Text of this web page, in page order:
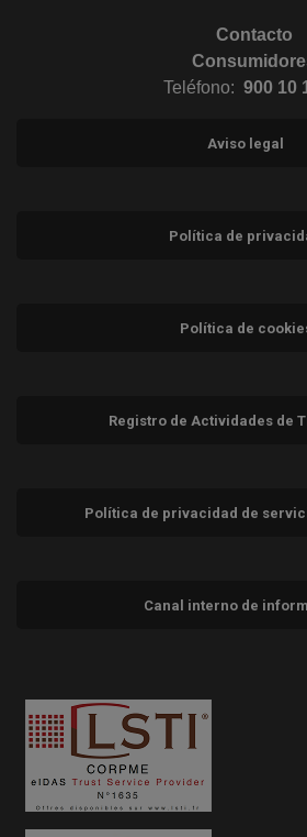
Contacto
Teléfono: 900 10
Aviso legal
Política de
Política de
Registro de Actividades de
Política de privacidad de
Canal interno de